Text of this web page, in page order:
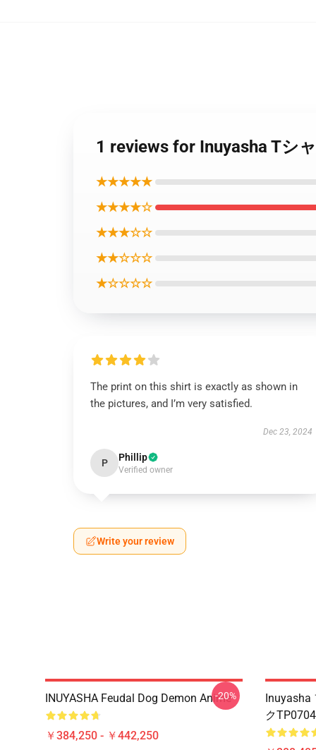
1 reviews for Inuyasha Tシ
★★★★★
★★★★☆
★★★☆☆
★★☆☆☆
★☆☆☆☆
The print on this shirt is exactly as shown in
the pictures, and I’m very satisfied.
Dec 23, 2024
P Phillip
Verified owner
Write your review
INUYASHA Feudal Dog Demon Anime
￥384,250 - ￥442,250
-20%
Inuyasha
クTP0704